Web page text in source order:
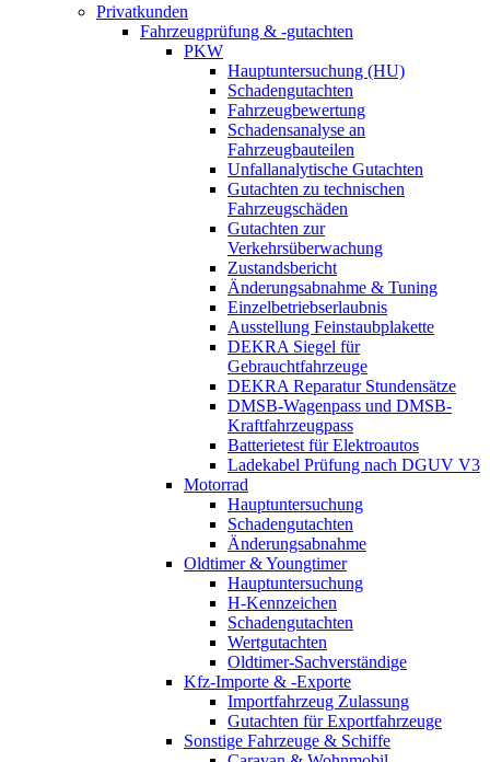
Privatkunden
Fahrzeugprüfung & -gutachten
PKW
Hauptuntersuchung (HU)
Schadengutachten
Fahrzeugbewertung
Schadensanalyse an
Fahrzeugbauteilen
Unfallanalytische Gutachten
Gutachten zu technischen
Fahrzeugschäden
Gutachten zur
Verkehrsüberwachung
Zustandsbericht
Änderungsabnahme & Tuning
Einzelbetriebserlaubnis
Ausstellung Feinstaubplakette
DEKRA Siegel für
Gebrauchtfahrzeuge
DEKRA Reparatur Stundensätze
DMSB-Wagenpass und DMSB-
Kraftfahrzeugpass
Batterietest für Elektroautos
Ladekabel Prüfung nach DGUV V3
Motorrad
Hauptuntersuchung
Schadengutachten
Änderungsabnahme
Oldtimer & Youngtimer
Hauptuntersuchung
H-Kennzeichen
Schadengutachten
Wertgutachten
Oldtimer-Sachverständige
Kfz-Importe & -Exporte
Importfahrzeug Zulassung
Gutachten für Exportfahrzeuge
Sonstige Fahrzeuge & Schiffe